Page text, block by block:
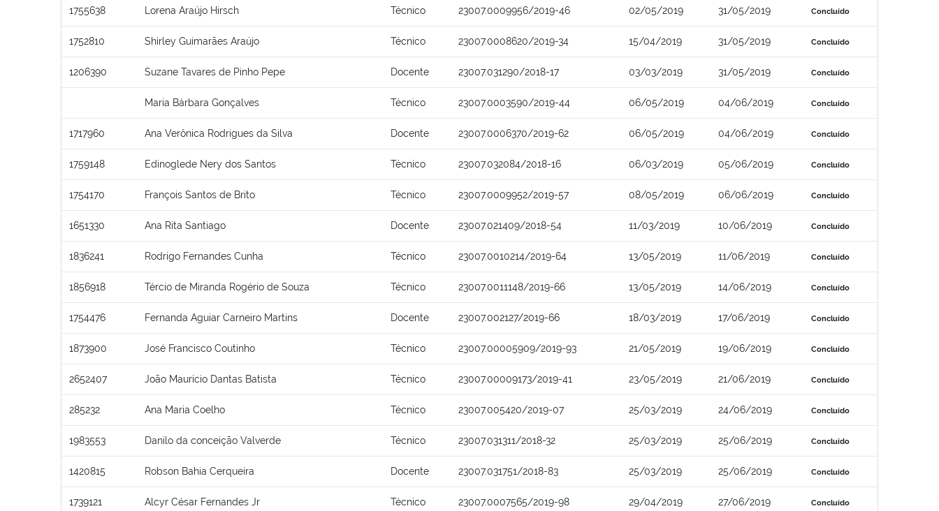
1755638 Lorena Araújo Hirsch Técnico 23007.0009956/2019-46 02/05/2019 31/05/2019 Concluído
1752810 Shirley Guimarães Araújo Técnico 23007.0008620/2019-34 15/04/2019 31/05/2019 Concluído
1206390 Suzane Tavares de Pinho Pepe Docente 23007.031290/2018-17 03/03/2019 31/05/2019 Concluído
Maria Bárbara Gonçalves Técnico 23007.0003590/2019-44 06/05/2019 04/06/2019 Concluído
1717960 Ana Verônica Rodrigues da Silva Docente 23007.0006370/2019-62 06/05/2019 04/06/2019 Concluído
1759148 Edinoglede Nery dos Santos Técnico 23007.032084/2018-16 06/03/2019 05/06/2019 Concluído
1754170 François Santos de Brito Técnico 23007.0009952/2019-57 08/05/2019 06/06/2019 Concluído
1651330 Ana Rita Santiago Docente 23007.021409/2018-54 11/03/2019 10/06/2019 Concluído
1836241 Rodrigo Fernandes Cunha Técnico 23007.0010214/2019-64 13/05/2019 11/06/2019 Concluído
1856918 Tércio de Miranda Rogério de Souza Técnico 23007.0011148/2019-66 13/05/2019 14/06/2019 Concluído
1754476 Fernanda Aguiar Carneiro Martins Docente 23007.002127/2019-66 18/03/2019 17/06/2019 Concluído
1873900 José Francisco Coutinho Técnico 23007.00005909/2019-93 21/05/2019 19/06/2019 Concluído
2652407 João Maurício Dantas Batista Técnico 23007.00009173/2019-41 23/05/2019 21/06/2019 Concluído
285232 Ana Maria Coelho Técnico 23007.005420/2019-07 25/03/2019 24/06/2019 Concluído
1983553 Danilo da conceição Valverde Técnico 23007.031311/2018-32 25/03/2019 25/06/2019 Concluído
1420815 Robson Bahia Cerqueira Docente 23007.031751/2018-83 25/03/2019 25/06/2019 Concluído
1739121 Alcyr César Fernandes Jr Técnico 23007.0007565/2019-98 29/04/2019 27/06/2019 Concluído